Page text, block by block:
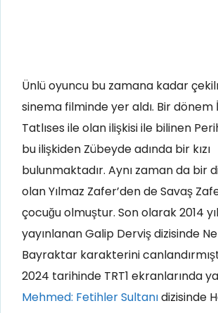
Ünlü oyuncu bu zamana kadar
sinema filminde yer aldı. Bir
Tatlıses ile olan ilişkisi ile bilinen
bu ilişkiden Zübeyde adında bir kızı
bulunmaktadır. Aynı zaman da bir
olan Yılmaz Zafer’den de Savaş
çocuğu olmuştur. Son olarak 2014
yayınlanan Galip Derviş dizisinde
Bayraktar karakterini
2024 tarihinde TRT1 ekranlarında
Mehmed: Fetihler Sultanıdizisinde